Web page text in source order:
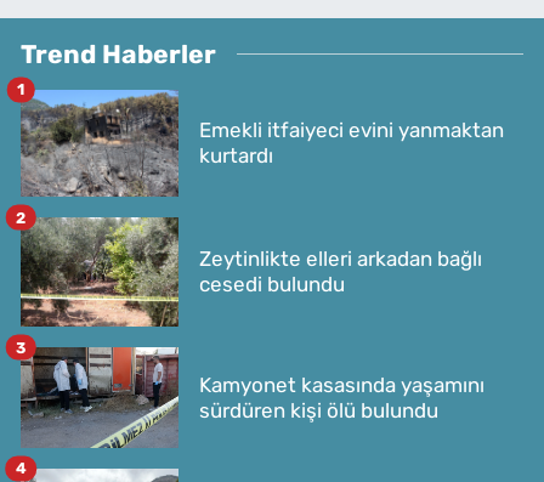
Trend Haberler
Emekli itfaiyeci evini yanmaktan
kurtardı
1
Zeytinlikte elleri arkadan bağlı
cesedi bulundu
2
Kamyonet kasasında yaşamını
sürdüren kişi ölü bulundu
3
4